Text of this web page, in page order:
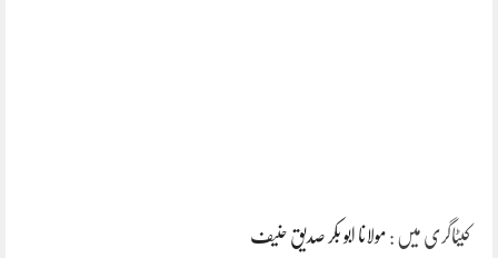
کیٹاگری میں : مولانا ابو بکر صدیق حنیف